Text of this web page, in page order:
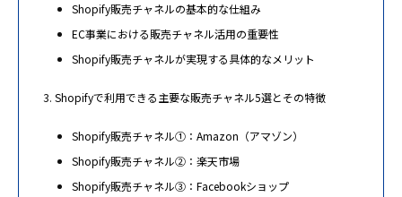
Shopify販売チャネルの基本的な仕組み
EC事業における販売チャネル活用の重要性
Shopify販売チャネルが実現する具体的なメリット
Shopifyで利用できる主要な販売チャネル5選とその特徴
Shopify販売チャネル①：Amazon（アマゾン）
Shopify販売チャネル②：楽天市場
Shopify販売チャネル③：Facebookショップ